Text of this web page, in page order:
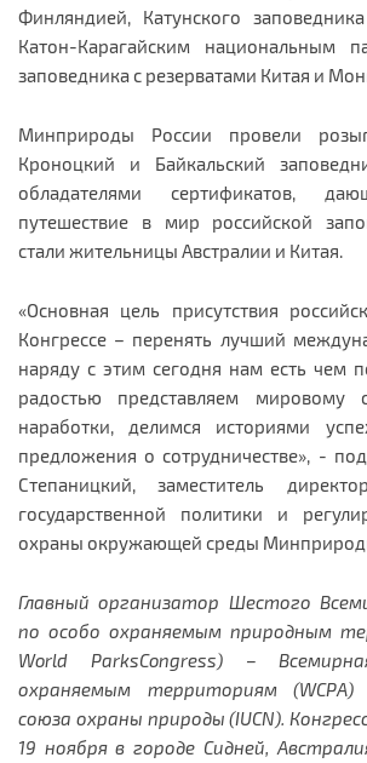
Финляндией, Катунского
Катон-Карагайским национальным
заповедника с резерватами Китая и
Минприроды России провели
Кроноцкий и Байкальский
обладателями сертификатов,
путешествие в мир российской
стали жительницы Австралии и Китая.
«Основная цель присутствия
Конгрессе – перенять лучший
наряду с этим сегодня нам есть чем
радостью представляем мировому
наработки, делимся историями
предложения о сотрудничестве», -
Степаницкий, заместитель
государственной политики и
охраны окружающей среды
Главный организатор Шестого
по особо охраняемым природным
World ParksCongress) –
охраняемым территориям (WCPA)
союза охраны природы (IUCN).
19 ноября в городе Сидней,